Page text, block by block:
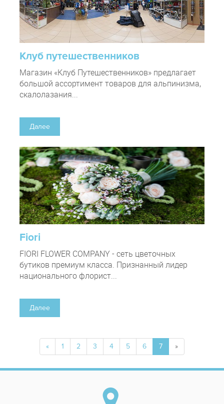
Клуб путешественников
Магазин «Клуб Путешественников» предлагает
большой ассортимент товаров для альпинизма,
скалолазания...
Далее
Fiori
FIORI FLOWER COMPANY - сеть цветочных
бутиков премиум класса. Признанный лидер
национального флорист...
Далее
« 1 2 3 4 5 6 7 »